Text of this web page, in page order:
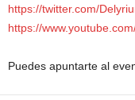
https://twitter.com/
https://
Puedes apuntarte al